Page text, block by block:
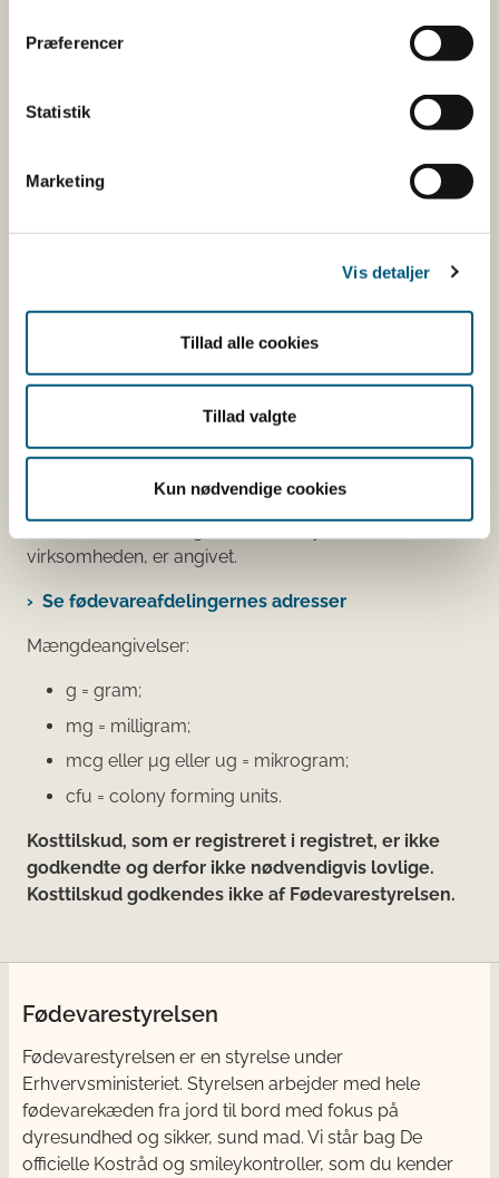
Præferencer
Statistik
Marketing
Vis detaljer
Tillad alle cookies
Tillad valgte
Kun nødvendige cookies
Her kan du bl.a. se, hvilke indholdsstoffer produktet
Vitaminer og mineraler.
fysiologisk virkning.
Du kan som forbruger læse mere om kosttilskud
Du kan også finde kontaktoplysninger på den
virksomhed, som har anmeldt produktet. Hvis du
klikker på virksomhedens navn, kan du se
virksomhedens smiley-status og de seneste
kontrolrapporter.
virksomheden, er angivet.
Se fødevareafdelingernes adresser
Mængdeangivelser:
g = gram;
mg = milligram;
mcg eller μg eller ug = mikrogram;
cfu = colony forming units.
Kosttilskud, som er registreret i registret, er ikke
godkendte og derfor ikke nødvendigvis lovlige.
Kosttilskud godkendes ikke af Fødevarestyrelsen.
Fødevarestyrelsen
Fødevarestyrelsen er en styrelse under
Erhvervsministeriet. Styrelsen arbejder med hele
fødevarekæden fra jord til bord med fokus på
dyresundhed og sikker, sund mad. Vi står bag De
officielle Kostråd og smileykontroller, som du kender